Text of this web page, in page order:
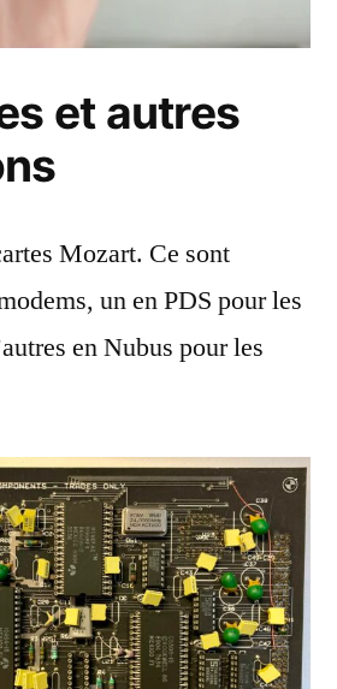
et autres
Mozart. Ce sont
un en PDS pour les
en Nubus pour les